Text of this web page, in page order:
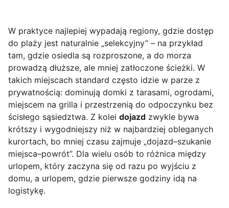
W praktyce najlepiej wypadają regiony, gdzie dostęp
do plaży jest naturalnie „selekcyjny” – na przykład
tam, gdzie osiedla są rozproszone, a do morza
prowadzą dłuższe, ale mniej zatłoczone ścieżki. W
takich miejscach standard często idzie w parze z
prywatnością: dominują domki z tarasami, ogrodami,
miejscem na grilla i przestrzenią do odpoczynku bez
ścisłego sąsiedztwa. Z kolei dojazd zwykle bywa
krótszy i wygodniejszy niż w najbardziej obleganych
kurortach, bo mniej czasu zajmuje „dojazd–szukanie
miejsca–powrót”. Dla wielu osób to różnica między
urlopem, który zaczyna się od razu po wyjściu z
domu, a urlopem, gdzie pierwsze godziny idą na
logistykę.